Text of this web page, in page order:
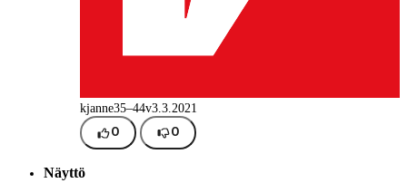
kjanne35–44v3.3.2021
0 0
Näyttö